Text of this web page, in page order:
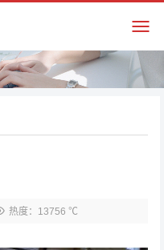
热度：13756 ℃